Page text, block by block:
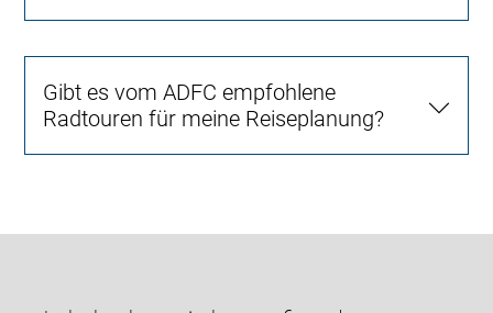
Gibt es vom ADFC empfohlene
Radtouren für meine Reiseplanung?